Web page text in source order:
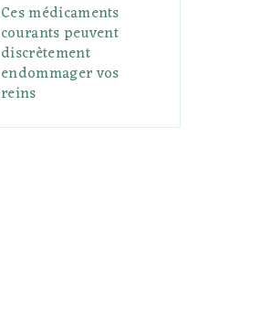
Ces médicaments
courants peuvent
discrètement
endommager vos
reins